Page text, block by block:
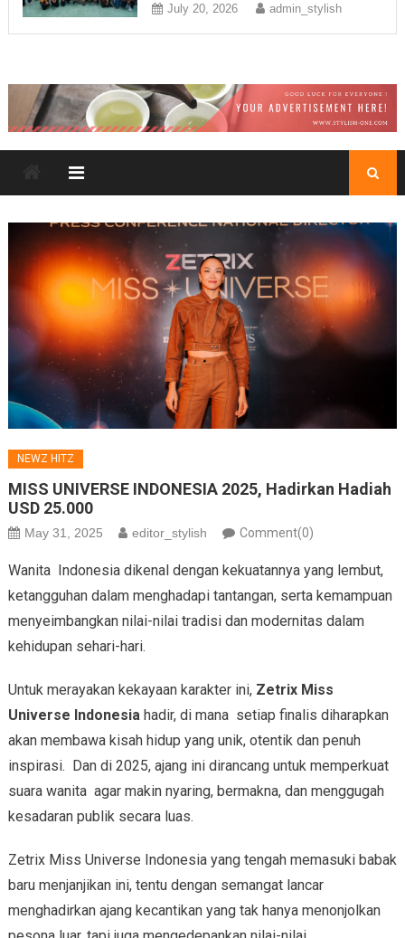
July 20, 2026 admin_stylish
NEWZ HITZ
MISS UNIVERSE INDONESIA 2025, Hadirkan Hadiah
USD 25.000
May 31, 2025 editor_stylish Comment(0)
Wanita Indonesia dikenal dengan kekuatannya yang lembut,
ketangguhan dalam menghadapi tantangan, serta kemampuan
menyeimbangkan nilai-nilai tradisi dan modernitas dalam
kehidupan sehari-hari.
Untuk merayakan kekayaan karakter ini, Zetrix Miss
Universe Indonesiahadir, di mana setiap finalis diharapkan
akan membawa kisah hidup yang unik, otentik dan penuh
inspirasi. Dan di 2025, ajang ini dirancang untuk memperkuat
suara wanita agar makin nyaring, bermakna, dan menggugah
kesadaran publik secara luas.
Zetrix Miss Universe Indonesia yang tengah memasuki babak
baru menjanjikan ini, tentu dengan semangat lancar
menghadirkan ajang kecantikan yang tak hanya menonjolkan